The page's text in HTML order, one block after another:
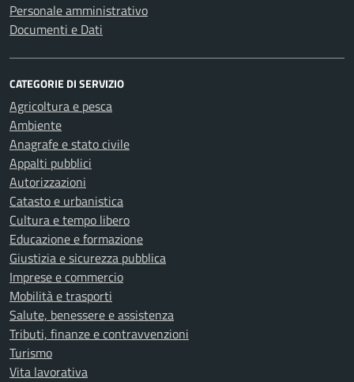
Personale amministrativo
Documenti e Dati
CATEGORIE DI SERVIZIO
Agricoltura e pesca
Ambiente
Anagrafe e stato civile
Appalti pubblici
Autorizzazioni
Catasto e urbanistica
Cultura e tempo libero
Educazione e formazione
Giustizia e sicurezza pubblica
Imprese e commercio
Mobilità e trasporti
Salute, benessere e assistenza
Tributi, finanze e contravvenzioni
Turismo
Vita lavorativa